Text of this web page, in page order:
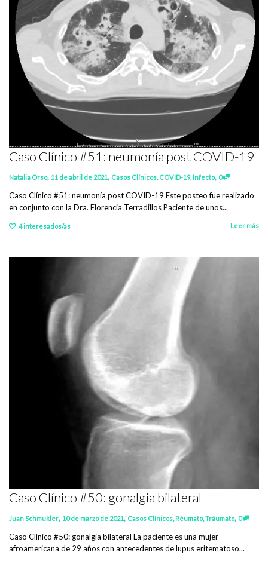
Caso Clínico #51: neumonía post COVID-19
Natalia Orso, 11 de abril de 2021, Casos Clínicos, COVID-19, Infecto, 0
Caso Clínico #51: neumonía post COVID-19 Este posteo fue realizado
en conjunto con la Dra. Florencia Terradillos Paciente de unos...
4interesados/as Leer más
Caso Clínico #50: gonalgia bilateral
Juan Schmukler, 10 de marzo de 2021, Casos Clínicos, Réumato,Tráumato, 0
Caso Clínico #50: gonalgia bilateral La paciente es una mujer
afroamericana de 29 años con antecedentes de lupus eritematoso...